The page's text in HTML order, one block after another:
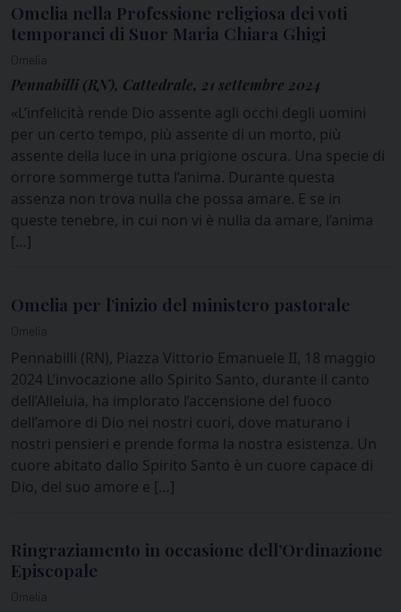
Omelia nella Professione religiosa dei voti
temporanei di Suor Maria Chiara Ghigi
Omelia
Pennabilli (RN), Cattedrale, 21 settembre 2024
«L’infelicità rende Dio assente agli occhi degli uomini
per un certo tempo, più assente di un morto, più
assente della luce in una prigione oscura. Una specie di
orrore sommerge tutta l’anima. Durante questa
assenza non trova nulla che possa amare. E se in
queste tenebre, in cui non vi è nulla da amare, l’anima
[…]
Omelia per l’inizio del ministero pastorale
Omelia
Pennabilli (RN), Piazza Vittorio Emanuele II, 18 maggio
2024 L’invocazione allo Spirito Santo, durante il canto
dell’Alleluia, ha implorato l’accensione del fuoco
dell’amore di Dio nei nostri cuori, dove maturano i
nostri pensieri e prende forma la nostra esistenza. Un
cuore abitato dallo Spirito Santo è un cuore capace di
Dio, del suo amore e […]
Ringraziamento in occasione dell’Ordinazione
Episcopale
Omelia